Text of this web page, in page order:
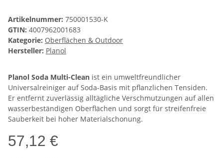
Artikelnummer: 750001530-K
GTIN: 4007962001683
Kategorie: Oberflächen & Outdoor
Hersteller: Planol
Planol Soda Multi-Clean ist ein umweltfreundlicher
Universalreiniger auf Soda-Basis mit pflanzlichen Tensiden.
Er entfernt zuverlässig alltägliche Verschmutzungen auf allen
wasserbeständigen Oberflächen und sorgt für streifenfreie
Sauberkeit bei hoher Materialschonung.
57,12 €